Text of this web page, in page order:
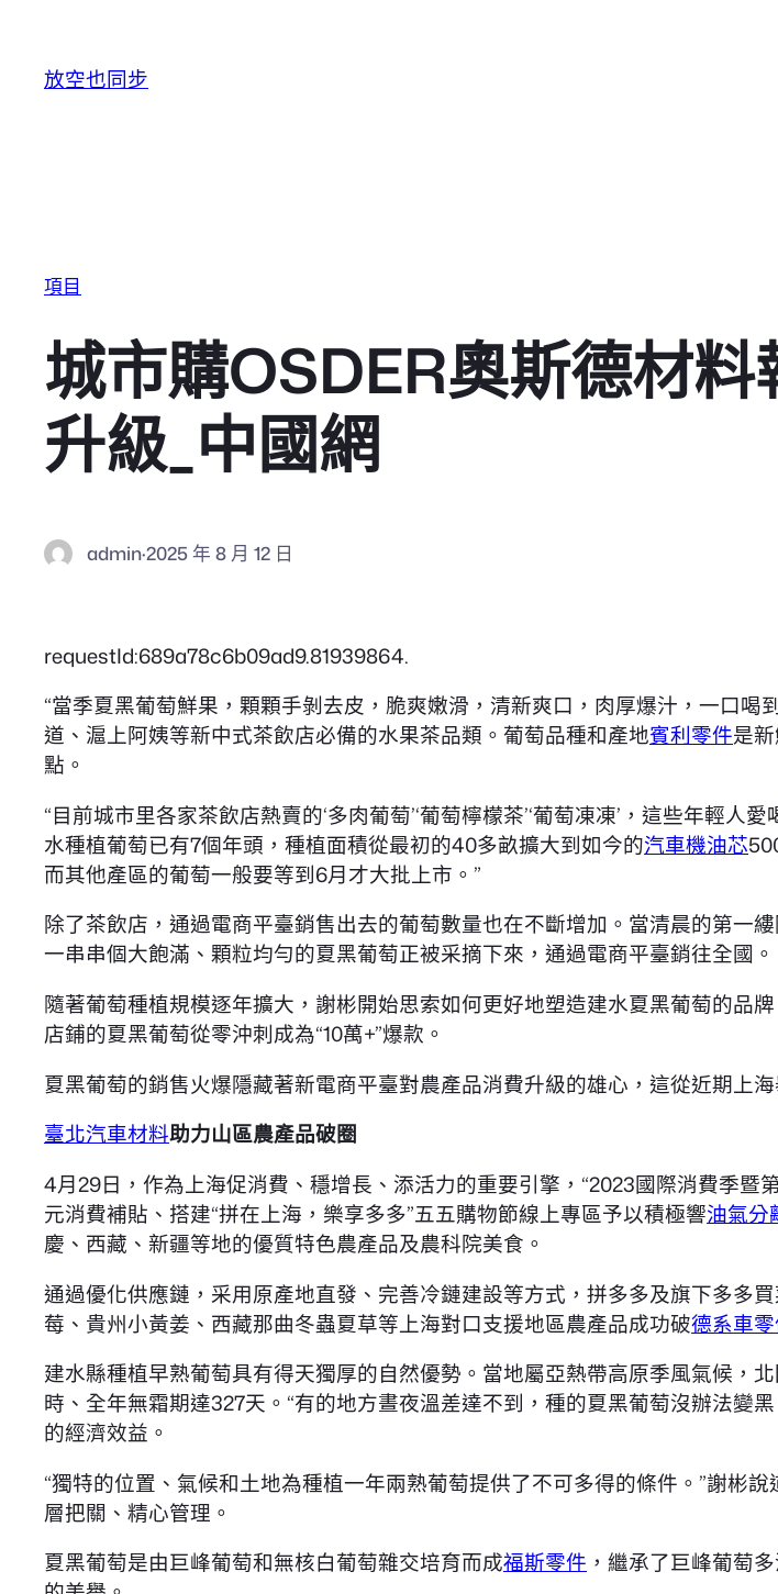
放空也同步
項目
城市購OSDER奧斯德材
升級_中國網
admin·2025 年 8 月 12 日
requestId:689a78c6b09ad9.81939864.
“當季夏黑葡萄鮮果，顆顆手剝去皮，脆爽嫩滑，清新爽口，肉厚爆汁，一口
道、滬上阿姨等新中式茶飲店必備的水果茶品類。葡萄品種和產地賓利零件是
點。
“目前城市里各家茶飲店熱賣的‘多肉葡萄’‘葡萄檸檬茶’‘葡萄凍凍’，這些年輕
水種植葡萄已有7個年頭，種植面積從最初的40多畝擴大到如今的汽車機油芯
而其他產區的葡萄一般要等到6月才大批上市。”
除了茶飲店，通過電商平臺銷售出去的葡萄數量也在不斷增加。當清晨的第一
一串串個大飽滿、顆粒均勻的夏黑葡萄正被采摘下來，通過電商平臺銷往全國。
隨著葡萄種植規模逐年擴大，謝彬開始思索如何更好地塑造建水夏黑葡萄的品
店鋪的夏黑葡萄從零沖刺成為“10萬+”爆款。
夏黑葡萄的銷售火爆隱藏著新電商平臺對農產品消費升級的雄心，這從近期上海
臺北汽車材料助力山區農產品破圈
4月29日，作為上海促消費、穩增長、添活力的重要引擎，“2023國際消費季
元消費補貼、搭建“拼在上海，樂享多多”五五購物節線上專區予以積極響油氣分
慶、西藏、新疆等地的優質特色農產品及農科院美食。
通過優化供應鏈，采用原產地直發、完善冷鏈建設等方式，拼多多及旗下多多
莓、貴州小黃姜、西藏那曲冬蟲夏草等上海對口支援地區農產品成功破德系車
建水縣種植早熟葡萄具有得天獨厚的自然優勢。當地屬亞熱帶高原季風氣候，
時、全年無霜期達327天。“有的地方晝夜溫差達不到，種的夏黑葡萄沒辦法變
的經濟效益。
“獨特的位置、氣候和土地為種植一年兩熟葡萄提供了不可多得的條件。”謝彬
層把關、精心管理。
夏黑葡萄是由巨峰葡萄和無核白葡萄雜交培育而成福斯零件 ，繼承了巨峰葡萄